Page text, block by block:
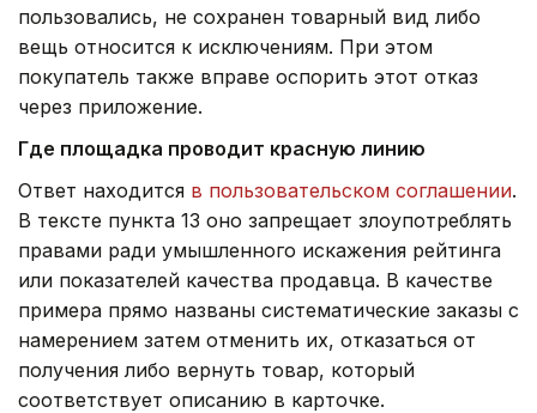
пользовались, не сохранен товарный вид либо
вещь относится к исключениям. При этом
покупатель также вправе оспорить этот отказ
через приложение.
Где площадка проводит красную линию
Ответ находится в пользовательском соглашении.
В тексте пункта 13 оно запрещает злоупотреблять
правами ради умышленного искажения рейтинга
или показателей качества продавца. В качестве
примера прямо названы систематические заказы с
намерением затем отменить их, отказаться от
получения либо вернуть товар, который
соответствует описанию в карточке.